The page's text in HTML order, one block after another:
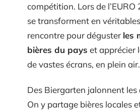
compétition. Lors de l’EURO
se transforment en
rencontre pour déguster les
bières du pays et apprécier
de vastes écrans, en plein air.
Des Biergarten jalonnent les
On y partage bières locales